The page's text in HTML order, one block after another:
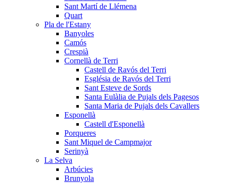
Sant Martí de Llémena
Quart
Pla de l'Estany
Banyoles
Camós
Crespià
Cornellà de Terri
Castell de Ravós del Terri
Església de Ravós del Terri
Sant Esteve de Sords
Santa Eulàlia de Pujals dels Pagesos
Santa Maria de Pujals dels Cavallers
Esponellà
Castell d'Esponellà
Porqueres
Sant Miquel de Campmajor
Serinyà
La Selva
Arbúcies
Brunyola